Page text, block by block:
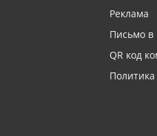
Реклама
Письмо
QR код